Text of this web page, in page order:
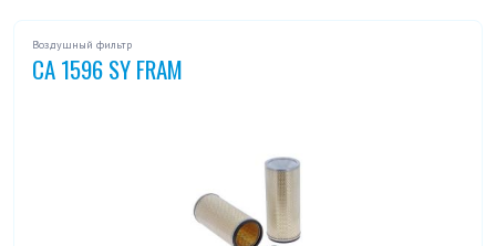
Воздушный фильтр
CA 1596 SY FRAM